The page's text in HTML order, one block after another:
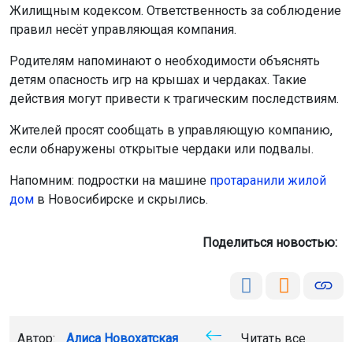
Жилищным кодексом. Ответственность за соблюдение
правил несёт управляющая компания.
Родителям напоминают о необходимости объяснять
детям опасность игр на крышах и чердаках. Такие
действия могут привести к трагическим последствиям.
Жителей просят сообщать в управляющую компанию,
если обнаружены открытые чердаки или подвалы.
Напомним: подростки на машине протаранили жилой
дом в Новосибирске и скрылись.
Поделиться новостью:
Автор: Алиса Новохатская
Читать все